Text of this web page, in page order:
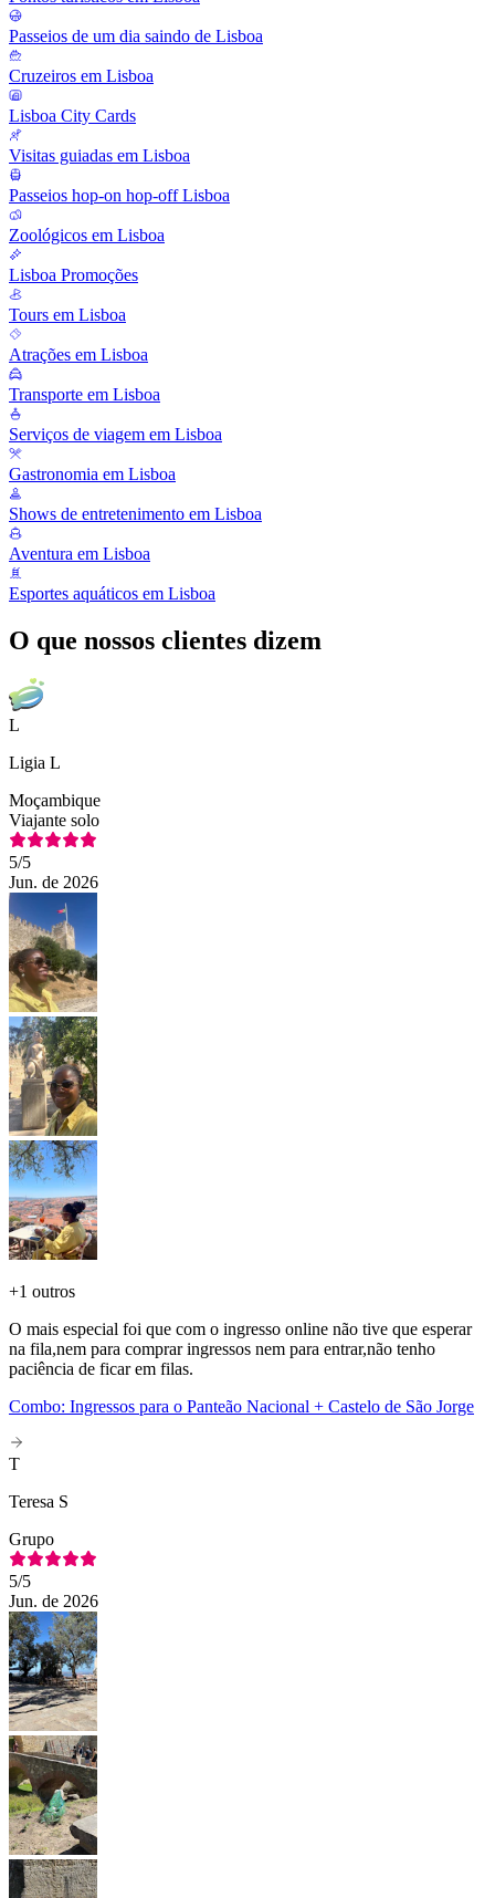
Passeios de um dia saindo de Lisboa
Cruzeiros em Lisboa
Lisboa City Cards
Visitas guiadas em Lisboa
Passeios hop-on hop-off Lisboa
Zoológicos em Lisboa
Lisboa Promoções
Tours em Lisboa
Atrações em Lisboa
Transporte em Lisboa
Serviços de viagem em Lisboa
Gastronomia em Lisboa
Shows de entretenimento em Lisboa
Aventura em Lisboa
Esportes aquáticos em Lisboa
O que nossos clientes dizem
L
Ligia L
Moçambique
Viajante solo
5/5
Jun. de 2026
+1 outros
O mais especial foi que com o ingresso online não tive que esperar
na fila,nem para comprar ingressos nem para entrar,não tenho
paciência de ficar em filas.
Combo: Ingressos para o Panteão Nacional + Castelo de São Jorge
T
Teresa S
Grupo
5/5
Jun. de 2026